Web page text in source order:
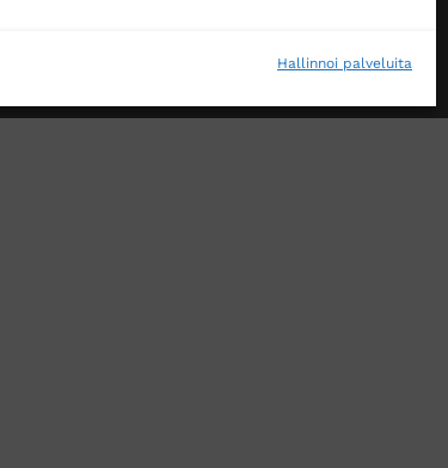
Hallinnoi palveluita